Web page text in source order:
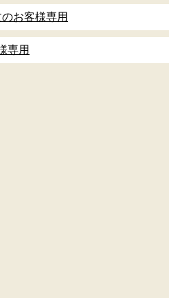
お客様専用
専用